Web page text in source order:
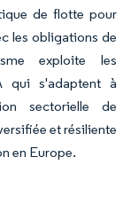
de flotte pour
les obligations de
exploite les
qui s'adaptent à
sectorielle de
et résiliente
en Europe.